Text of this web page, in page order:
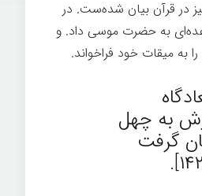
در قرآن بیان شده‌ست. در
به حضرت موسی داد. و
به میقات خود فراخواند.
به چهل
گرفت